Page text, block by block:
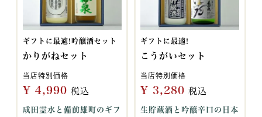
ギフトに最適!吟醸酒セット
かりがねセット
当店特別価格
¥ 4,990 税込
成田霊水と備前雄町のギフ
ギフトに最適!
こうがいセット
当店特別価格
¥ 3,280 税込
生貯蔵酒と吟醸辛口の日本